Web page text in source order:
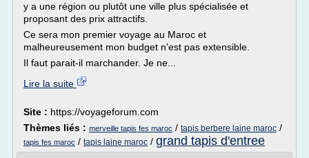
y a une région ou plutôt une ville plus spécialisée et
proposant des prix attractifs.
Ce sera mon premier voyage au Maroc et
malheureusement mon budget n'est pas extensible.
Il faut parait-il marchander. Je ne...
Lire la suite
Site : https://voyageforum.com
Thèmes liés : merveille tapis fes maroc / tapis berbere laine maroc /
tapis fes maroc / tapis laine maroc / grand tapis d'entree